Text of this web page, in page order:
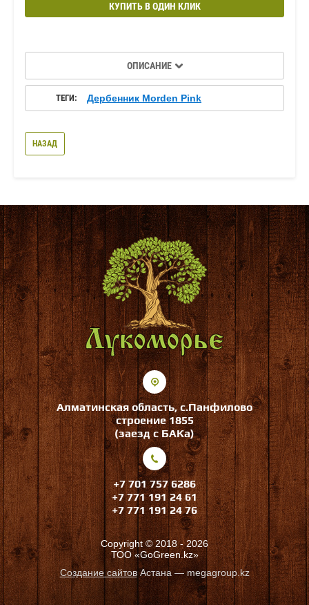
КУПИТЬ В ОДИН КЛИК
ОПИСАНИЕ
ТЕГИ: Дербенник Morden Pink
НАЗАД
Алматинская область, с.Панфилово
строение 1855
(заезд с БАКа)
+7 701 757 6286
+7 771 191 24 61
+7 771 191 24 76
Copyright © 2018 - 2026
ТОО «GoGreen.kz»
Создание сайтовАстана — megagroup.kz